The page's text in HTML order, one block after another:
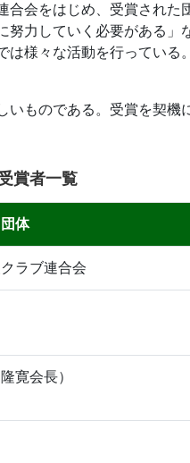
会をはじめ、受賞された
努力していく必要がある」
様々な活動を行っている
ものである。受賞を契機
賞者一覧
体
ラブ連合会
寛会長）